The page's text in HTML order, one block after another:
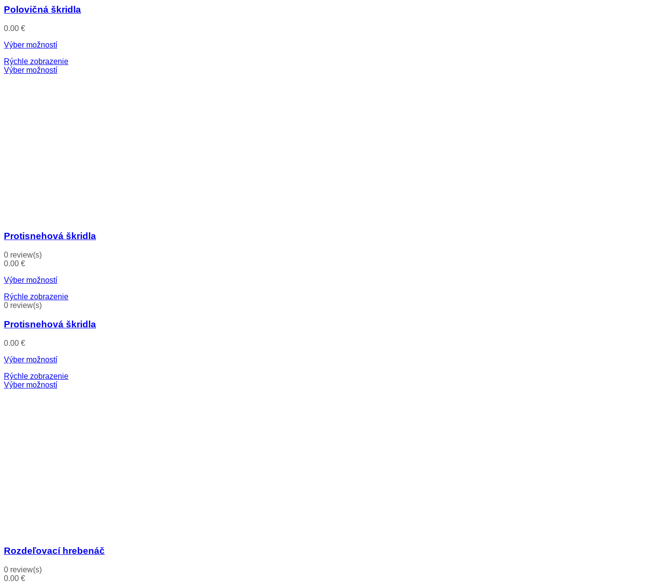
Polovičná škridla
0.00 €
Výber možností
Rýchle zobrazenie
Výber možností
Protisnehová škridla
0 review(s)
0.00 €
Výber možností
Rýchle zobrazenie
0 review(s)
Protisnehová škridla
0.00 €
Výber možností
Rýchle zobrazenie
Výber možností
Rozdeľovací hrebenáč
0 review(s)
0.00 €